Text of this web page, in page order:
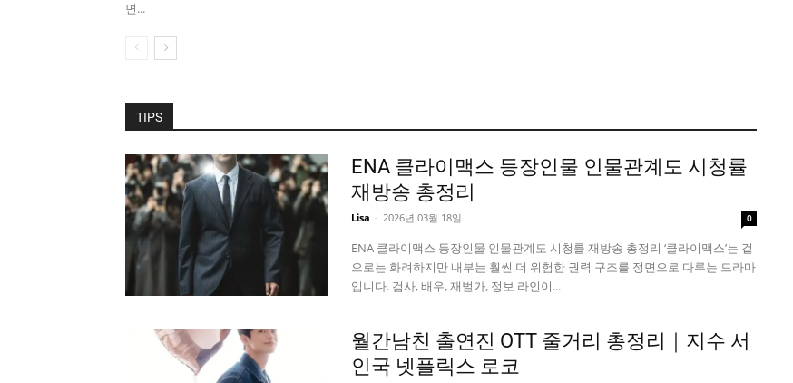
면...
TIPS
ENA 클라이맥스 등장인물 인물관계도 시청률
재방송 총정리
Lisa - 2026년 03월 18일 0
ENA 클라이맥스 등장인물 인물관계도 시청률 재방송 총정리 ‘클라이맥스’는 겉
으로는 화려하지만 내부는 훨씬 더 위험한 권력 구조를 정면으로 다루는 드라마
입니다. 검사, 배우, 재벌가, 정보 라인이...
월간남친 출연진 OTT 줄거리 총정리｜지수 서
인국 넷플릭스 로코